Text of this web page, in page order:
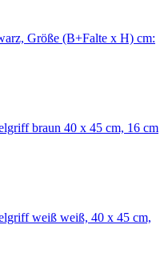
Größe (B+Falte x H) cm:
braun 40 x 45 cm, 16 cm
weiß weiß, 40 x 45 cm,